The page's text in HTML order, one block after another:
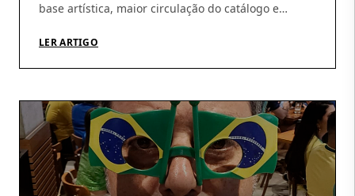
base artística, maior circulação do catálogo e
primeiro semestre de 2026 ajudam a revelar um
fortalecimento […]
LER ARTIGO